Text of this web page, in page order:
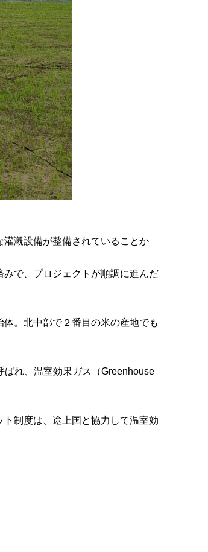
漑設備が整備されていることか
で、プロジェクトが順調に進んだ
。北中部で２番目の米の産地でも
れ、温室効果ガス（Greenhouse
制度は、途上国と協力して温室効